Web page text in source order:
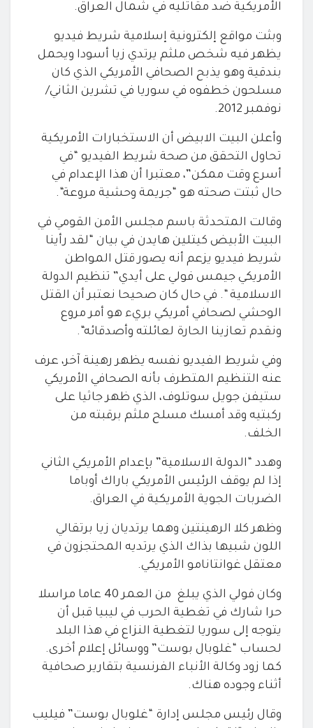
الأمريكية ضد مقاتليه في شمال العراق.
وبثت مواقع إلكترونية إسلامية شريط فيديو
يظهر فيه شخص ملثم يرتدي زيا أسودا ويحمل
بندقية وهو يذبح الصحافي الأمريكي الذي كان
مسلحون خطفوه في سوريا في تشرين الثاني/
نوفمبر 2012
.
وأعلن البيت الابيض أن الاستخبارات الأمريكية
تحاول التحقق من صحة شريط الفيديو “في
أسرع وقت ممكن”، معتبرا أن هذا الإعدام في
حال ثبتت صحته هو “جريمة وحشية مروعة“.
وقالت المتحدثة باسم مجلس الأمن القومي في
البيت الأبيض كيتلين هايدن في بيان “لقد رأينا
شريط فيديو يزعم أنه يصور قتل المواطن
الأمريكي جيمس فولي على أيدي” تنظيم الدولة
الاسلامية “ . في حال كان صحيحا نعتبر أن القتل
الوحشي لصحافي أمريكي بريء هو أمر مروع
ونقدم تعازينا الحارة لعائلته وأصدقائه“.
وفي شريط الفيديو نفسه يظهر رهينة آخر، عرف
عنه التنظيم المتطرف بأنه الصحافي الأمريكي
ستيفن جويل سوتلوف، الذي ظهر جاثيا على
ركبتيه وقد أمسك مسلح ملثم برقبته من
الخلف.
وهدد “الدولة الاسلامية” بإعدام الأمريكي الثاني
إذا لم يوقف الرئيس الأمريكي باراك أوباما
الضربات الجوية الأمريكية في العراق.
وظهر كلا الرهينتين وهما يرتديان زيا برتقالي
اللون شبيها بذاك الذي يرتديه المحتجزون في
معتقل غوانتانامو الأمريكي.
وكان فولي الذي يبلغ من العمر 40 عاما مراسلا
حرا شارك في تغطية الحرب في ليبيا قبل أن
يتوجه إلى سوريا لتغطية النزاع في هذا البلد
لحساب “غلوبال بوست” ووسائل إعلام أخرى.
كما زود وكالة الأنباء الفرنسية بتقارير صحافية
أثناء وجوده هناك.
وقال رئيس مجلس إدارة “غلوبال بوست” فيليب